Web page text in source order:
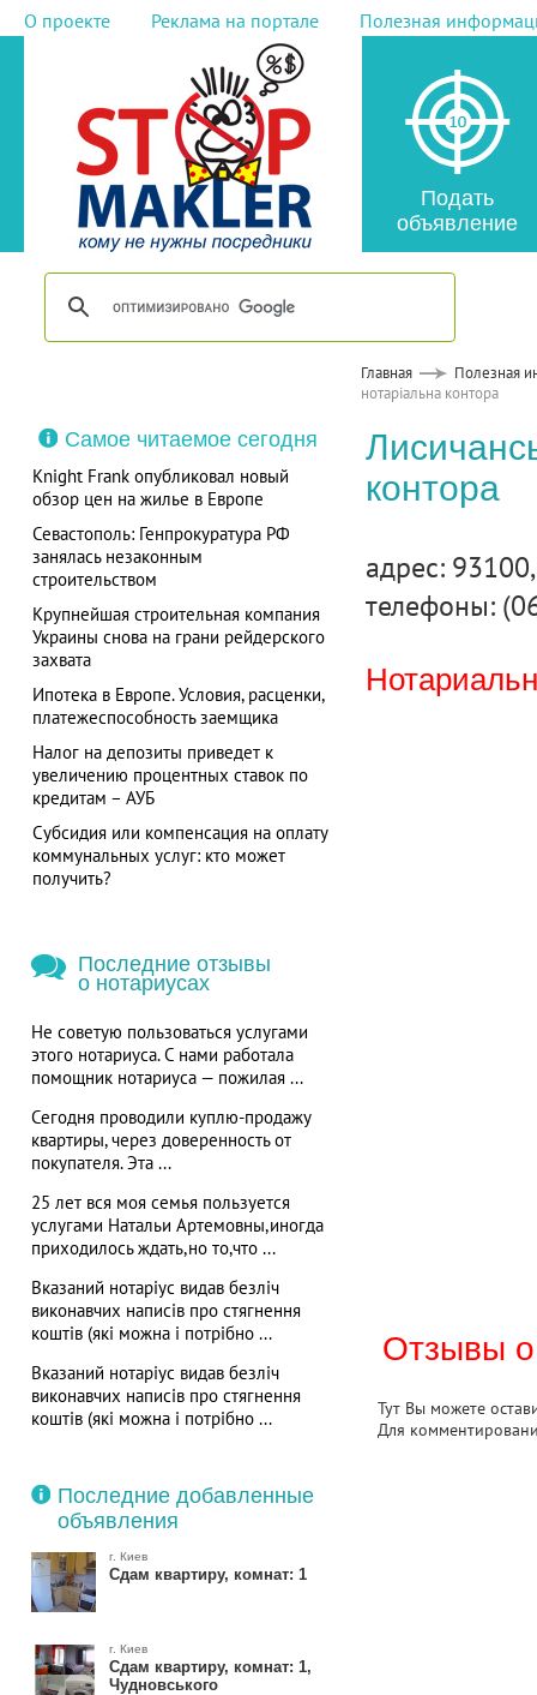
О проекте Реклама на портале Полезная
Подать
объявление
Главная
Полезная
нотаріальна контора
Самое читаемое сегодня
Knight Frank опубликовал новый
обзор цен на жилье в Европе
Севастополь: Генпрокуратура РФ
занялась незаконным
строительством
Крупнейшая строительная компания
Украины снова на грани рейдерского
захвата
Ипотека в Европе. Условия, расценки,
платежеспособность заемщика
Налог на депозиты приведет к
увеличению процентных ставок по
кредитам – АУБ
Субсидия или компенсация на оплату
коммунальных услуг: кто может
получить?
Последние отзывы
о нотариусах
Не советую пользоваться услугами
этого нотариуса. С нами работала
помощник нотариуса — пожилая ...
Сегодня проводили куплю-продажу
квартиры, через доверенность от
покупателя. Эта ...
25 лет вся моя семья пользуется
услугами Натальи Артемовны,иногда
приходилось ждать,но то,что ...
Вказаний нотаріус видав безліч
виконавчих написів про стягнення
коштів (які можна і потрібно ...
Вказаний нотаріус видав безліч
виконавчих написів про стягнення
коштів (які можна і потрібно ...
Последние добавленные
объявления
г. Киев
Сдам квартиру, комнат: 1
г. Киев
Сдам квартиру, комнат: 1,
Чудновського
контора
адрес:
телефоны:
Отзывы о
Тут Вы можете
Для